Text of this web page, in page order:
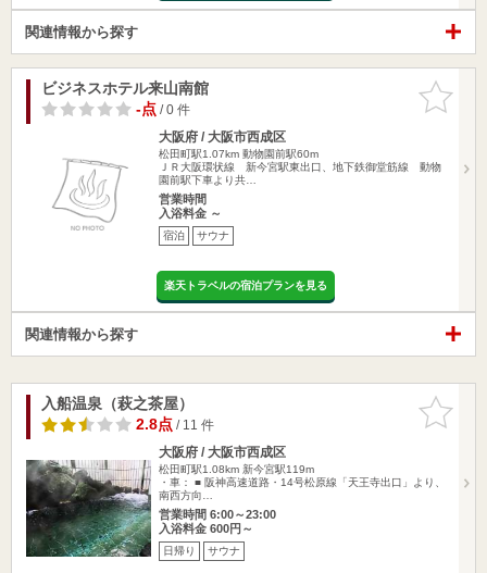
関連情報から探す
お気に入
りに追加
ビジネスホテル来山南館
-点/ 0 件
大阪府 / 大阪市西成区
松田町駅1.07km 動物園前駅60m
ＪＲ大阪環状線 新今宮駅東出口、地下鉄御堂筋線 動物
園前駅下車より共…
営業時間
入浴料金 ～
宿泊 サウナ
楽天トラベルの宿泊プランを見る
関連情報から探す
お気に入
りに追加
入船温泉（萩之茶屋）
2.8点/ 11 件
大阪府 / 大阪市西成区
松田町駅1.08km 新今宮駅119m
・車： ■ 阪神高速道路・14号松原線「天王寺出口」より、
南西方向…
営業時間 6:00～23:00
入浴料金 600円～
日帰り サウナ